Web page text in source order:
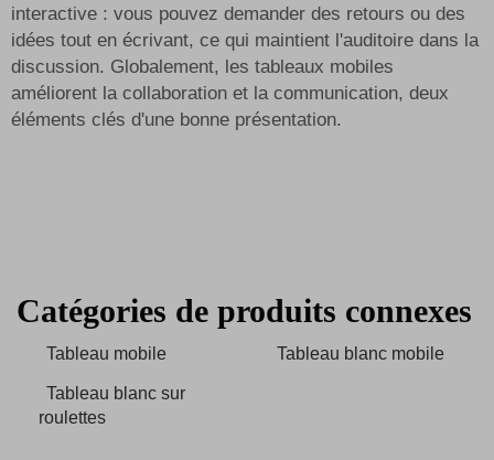
interactive : vous pouvez demander des retours ou des
idées tout en écrivant, ce qui maintient l'auditoire dans la
discussion. Globalement, les tableaux mobiles
améliorent la collaboration et la communication, deux
éléments clés d'une bonne présentation.
Catégories de produits connexes
Tableau mobile Tableau blanc mobile
Tableau blanc sur
roulettes